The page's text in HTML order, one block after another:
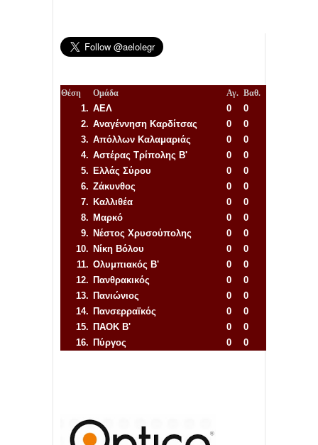
Θέση Ομάδα Αγ. Βαθ.
1. ΑΕΛ 0
0
2. Αναγέννηση Καρδίτσας 0
0
3. Απόλλων Καλαμαριάς 0
0
4. Αστέρας Τρίπολης Β' 0
0
5. Ελλάς Σύρου 0
0
6. Ζάκυνθος 0
0
7. Καλλιθέα 0
0
8. Μαρκό 0
0
9. Νέστος Χρυσούπολης 0
0
10. Νίκη Βόλου 0
0
11. Ολυμπιακός Β' 0
0
12. Πανθρακικός 0
0
13. Πανιώνιος 0
0
14. Πανσερραϊκός 0
0
15. ΠΑΟΚ Β' 0
0
16. Πύργος 0
0